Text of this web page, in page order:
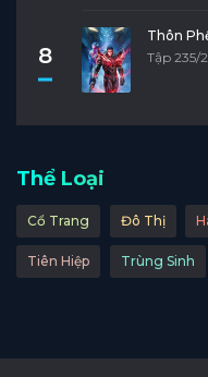
8
Thôn
Tập 235/
Thể Loại
Cổ Trang Đô Thị
Tiên Hiệp Trùng Sinh